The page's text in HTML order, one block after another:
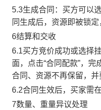
5.3生成合同：买方可以
同生成后，资源即被锁定
6结算和交收
6.1买方竞价成功或选择
面，点击“合同配款”，
合同、资源不再保留，
6.2合同生效后，买家需
7数量、重量异议处理